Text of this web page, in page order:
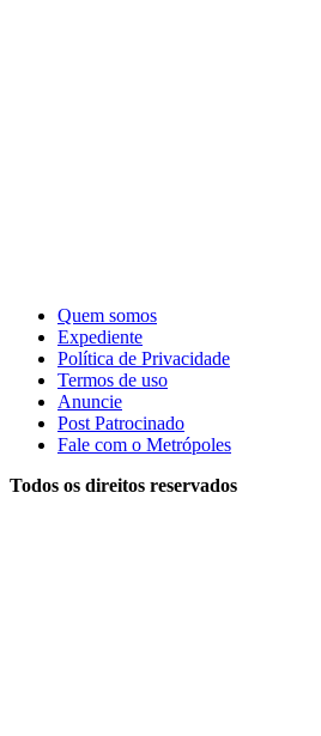
Quem somos
Expediente
Política de Privacidade
Termos de uso
Anuncie
Post Patrocinado
Fale com o Metrópoles
Todos os direitos reservados